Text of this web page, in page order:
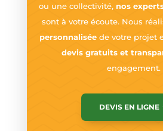
ou une collectivité, nos
sont à votre écoute. Nous
personnaliséede votre projet
devis gratuits et
engagement.
DEVIS EN LIGNE